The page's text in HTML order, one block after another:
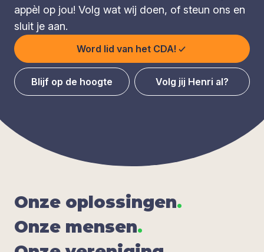
appèl op jou! Volg wat wij doen, of steun ons en
sluit je aan.
Word lid van het CDA!
Blijf op de hoogte Volg jij Henri al?
Onze oplos­sin­gen.
Onze men­sen.